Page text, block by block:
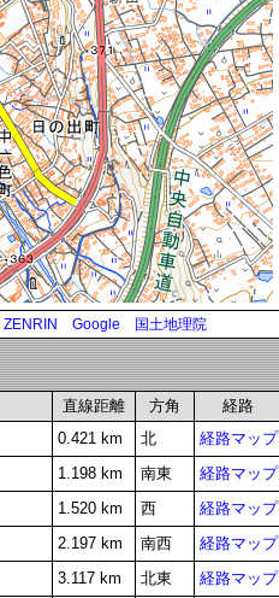
ZENRIN Google 国土地理院
直線距離 方角
経路
0.421 km 北
経路マップ
1.198 km 南東
経路マップ
1.520 km 西
経路マップ
2.197 km 南西
経路マップ
3.117 km 北東
経路マップ